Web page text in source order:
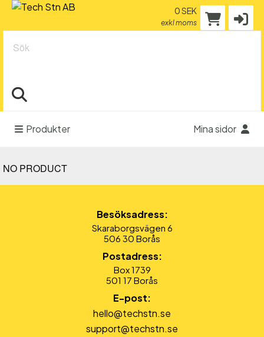
0 SEK
exkl moms
Sök
Produkter Mina sidor
NO PRODUCT
Besöksadress:
Skaraborgsvägen 6
506 30 Borås
Postadress:
Box 1739
501 17 Borås
E-post:
hello@techstn.se
support@techstn.se